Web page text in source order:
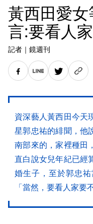
黃西田愛
言:要看人
記者 ｜ 鏡週刊
資深藝人黃西田今天
星郭忠祐的緋聞，他
南部來的，家裡種田
直白說女兒年紀已經
婚生子，至於郭忠
「當然，要看人家要